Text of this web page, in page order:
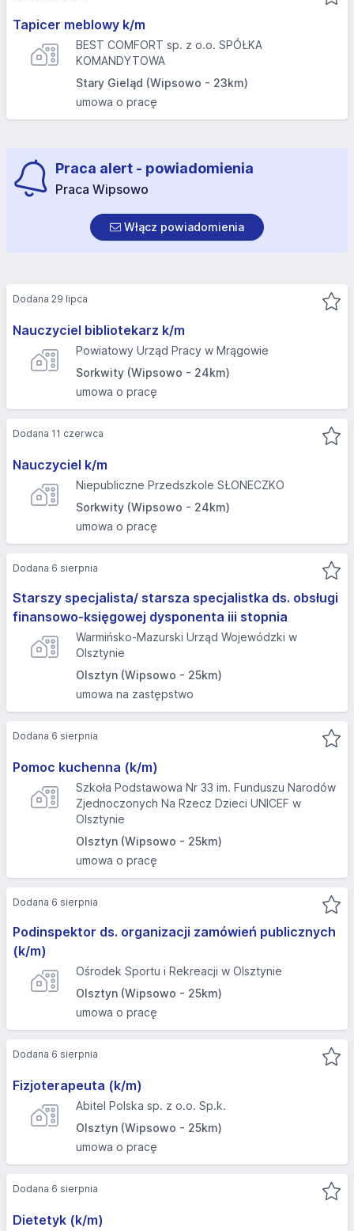
Tapicer meblowy k/m
BEST COMFORT sp. z o.o. SPÓŁKA
KOMANDYTOWA
Stary Gieląd (Wipsowo - 23km)
umowa o pracę
Praca alert - powiadomienia
Praca Wipsowo
Włącz powiadomienia
Nauczyciel bibliotekarz k/m
Powiatowy Urząd Pracy w Mrągowie
Sorkwity (Wipsowo - 24km)
umowa o pracę
Dodana 29 lipca
Nauczyciel k/m
Niepubliczne Przedszkole SŁONECZKO
Sorkwity (Wipsowo - 24km)
umowa o pracę
Dodana 11 czerwca
Starszy specjalista/ starsza specjalistka ds. obsługi
finansowo-księgowej dysponenta iii stopnia
Warmińsko-Mazurski Urząd Wojewódzki w
Olsztynie
Olsztyn (Wipsowo - 25km)
umowa na zastępstwo
Dodana 6 sierpnia
Pomoc kuchenna (k/m)
Szkoła Podstawowa Nr 33 im. Funduszu Narodów
Zjednoczonych Na Rzecz Dzieci UNICEF w
Olsztynie
Olsztyn (Wipsowo - 25km)
umowa o pracę
Dodana 6 sierpnia
Podinspektor ds. organizacji zamówień publicznych
(k/m)
Ośrodek Sportu i Rekreacji w Olsztynie
Olsztyn (Wipsowo - 25km)
umowa o pracę
Dodana 6 sierpnia
Fizjoterapeuta (k/m)
Abitel Polska sp. z o.o. Sp.k.
Olsztyn (Wipsowo - 25km)
umowa o pracę
Dodana 6 sierpnia
Dietetyk (k/m)
Dodana 6 sierpnia